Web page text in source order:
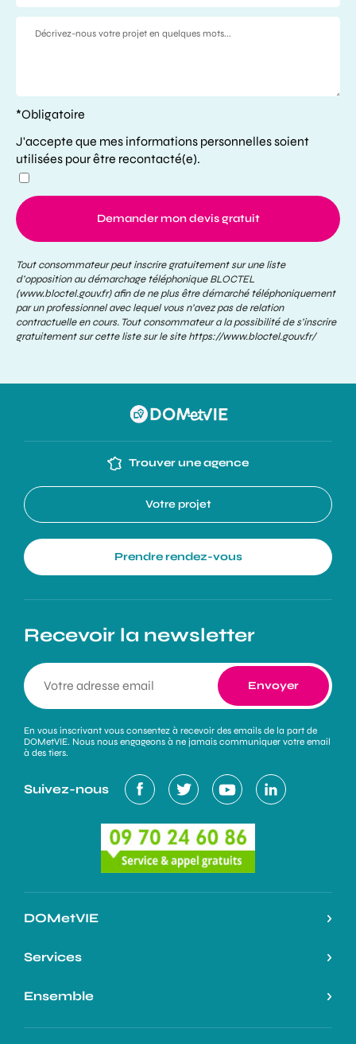
*Obligatoire
J'accepte que mes informations personnelles soient
utilisées pour être recontacté(e).
Demander mon devis gratuit
Tout consommateur peut inscrire gratuitement sur une liste
d’opposition au démarchage téléphonique BLOCTEL
(www.bloctel.gouv.fr) afin de ne plus être démarché téléphoniquement
par un professionnel avec lequel vous n’avez pas de relation
contractuelle en cours. Tout consommateur a la possibilité de s’inscrire
gratuitement sur cette liste sur le sitehttps://www.bloctel.gouv.fr/
Trouver une agence
Votre projet
Prendre rendez-vous
DOMetVIE
Notre histoire
Services
Nos services
Ensemble
Recevoir la newsletter
En vous inscrivant vous consentez à recevoir des emails de la part de
DOMetVIE. Nous nous engageons à ne jamais communiquer votre email
à des tiers.
Suivez-nous